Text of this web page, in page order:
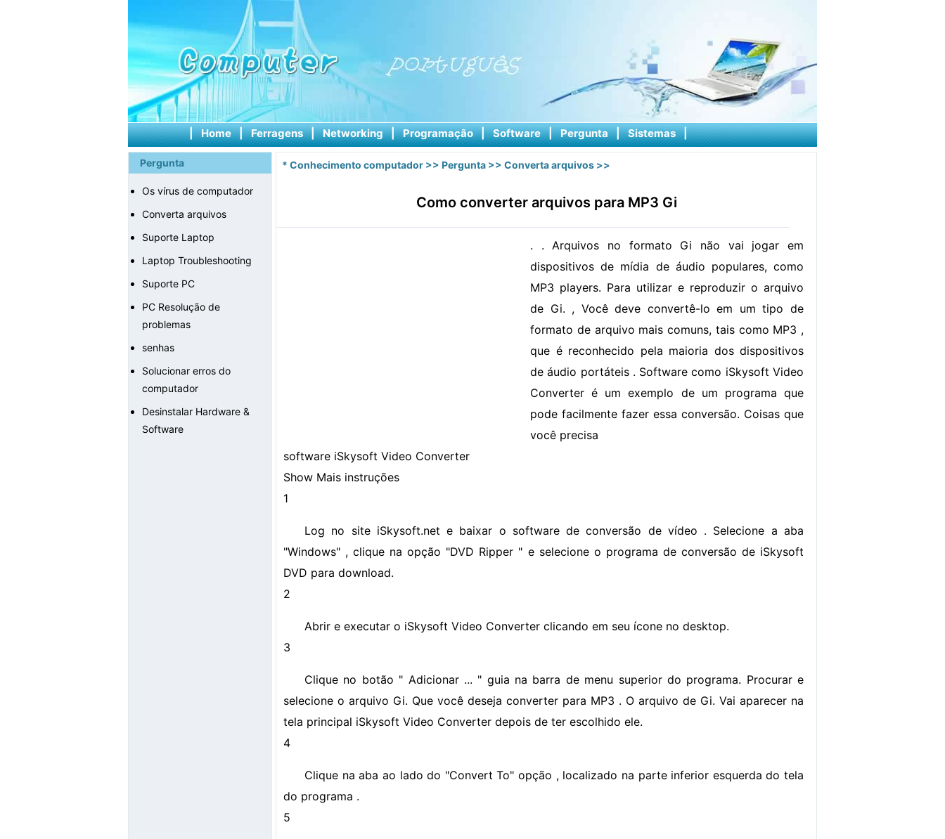
| Home | Ferragens | Networking | Programação | Software | Pergunta | Sistemas |
Pergunta
Os vírus de computador
Converta arquivos
Suporte Laptop
Laptop Troubleshooting
Suporte PC
PC Resolução de
problemas
senhas
Solucionar erros do
computador
Desinstalar Hardware &
Software
* Conhecimento computador >> Pergunta >> Converta arquivos >>
Como converter arquivos para MP3 Gi
. . Arquivos no formato Gi não vai jogar em
dispositivos de mídia de áudio populares, como
MP3 players. Para utilizar e reproduzir o arquivo
de Gi. , Você deve convertê-lo em um tipo de
formato de arquivo mais comuns, tais como MP3 ,
que é reconhecido pela maioria dos dispositivos
de áudio portáteis . Software como iSkysoft Video
Converter é um exemplo de um programa que
pode facilmente fazer essa conversão. Coisas que
você precisa
software iSkysoft Video Converter
Show Mais instruções
1
Log no site iSkysoft.net e baixar o software de conversão de vídeo . Selecione a aba
"Windows" , clique na opção "DVD Ripper " e selecione o programa de conversão de iSkysoft
DVD para download.
2
Abrir e executar o iSkysoft Video Converter clicando em seu ícone no desktop.
3
Clique no botão " Adicionar ... " guia na barra de menu superior do programa. Procurar e
selecione o arquivo Gi. Que você deseja converter para MP3 . O arquivo de Gi. Vai aparecer na
tela principal iSkysoft Video Converter depois de ter escolhido ele.
4
Clique na aba ao lado do "Convert To" opção , localizado na parte inferior esquerda do tela
do programa .
5